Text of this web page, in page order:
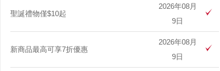
聖誕禮物僅$10起
2026年08月
9日
新商品最高可享7折優惠
2026年08月
9日